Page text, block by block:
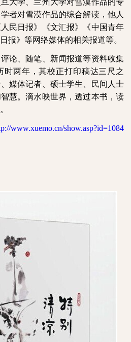
大学、兰州大学对雪漠作品的专
者对雪漠作品的综合解读，他人
民日报》《文汇报》《中国青年
报》等网络媒体的相关报道等。
论、随笔、新闻报道等资料收集
时两年，其校正打印稿达三尺之
媒体记者、硕士学生、民间人士
慧。滴水映世界，透过本书，读
www.xuemo.cn/show.asp?id=1084